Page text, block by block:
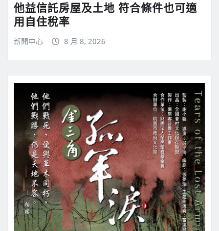
他益信託房屋及土地 符合條件也可適
用自住稅率
新聞中心 8 月 8, 2026